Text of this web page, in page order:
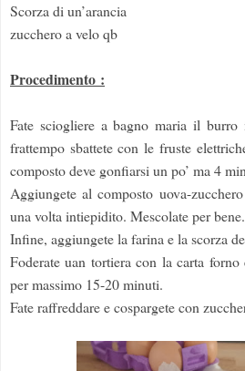
Scorza di un’arancia
zucchero a velo qb
Procedimento :
Fate sciogliere a bagno maria il
frattempo sbattete con le fruste
composto deve gonfiarsi un po’ ma 4
Aggiungete al composto uova-
una volta intiepidito. Mescolate per bene.
Infine, aggiungete la farina e la scorza
Foderate uan tortiera con la carta
per massimo 15-20 minuti.
Fate raffreddare e cospargete con